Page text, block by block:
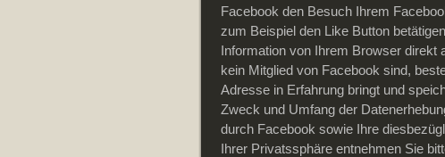
Facebook den Besuch Ihrem
zum Beispiel den Like Button
Information von Ihrem Browser direkt
kein Mitglied von Facebook sind,
Adresse in Erfahrung bringt und
Zweck und Umfang der
durch Facebook sowie Ihre
Ihrer Privatssphäre entnehmen Sie